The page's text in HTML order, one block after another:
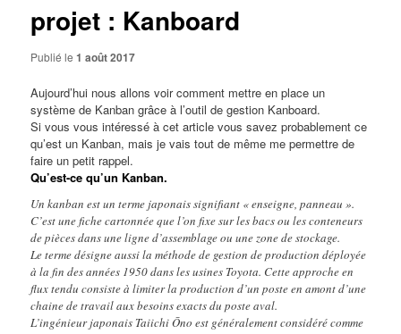
projet : Kanboard
Publié le1 août 2017
Aujourd’hui nous allons voir comment mettre en place un
système de Kanban grâce à l’outil de gestion Kanboard.
Si vous vous intéressé à cet article vous savez probablement ce
qu’est un Kanban, mais je vais tout de même me permettre de
faire un petit rappel.
Qu’est-ce qu’un Kanban.
Un kanban est un terme japonais signifiant « enseigne, panneau ».
C’est une fiche cartonnée que l’on fixe sur les bacs ou les conteneurs
de pièces dans une ligne d’assemblage ou une zone de stockage.
Le terme désigne aussi la méthode de gestion de production déployée
à la fin des années 1950 dans les usines Toyota. Cette approche en
flux tendu consiste à limiter la production d’un poste en amont d’une
chaine de travail aux besoins exacts du poste aval.
L’ingénieur japonais Taiichi Ōno est généralement considéré comme